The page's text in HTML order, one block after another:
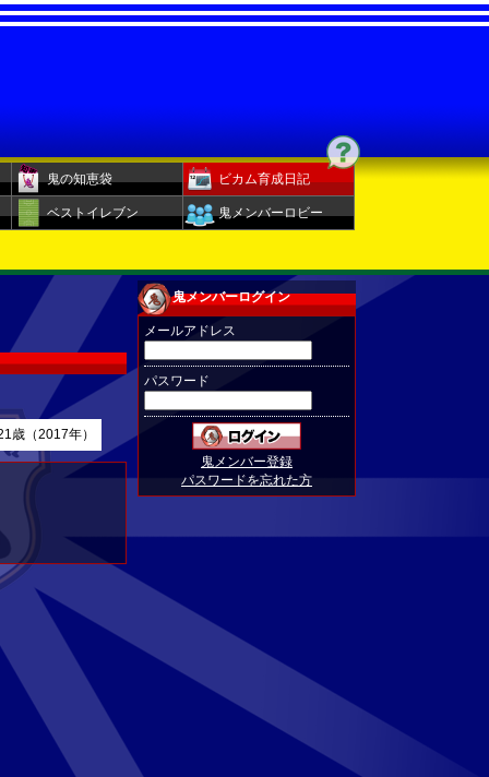
鬼の知恵袋 ビカム育成日記
ベストイレブン 鬼メンバーロビー
歳（2017年）
鬼メンバーログイン
メールアドレス
パスワード
鬼メンバー登録
パスワードを忘れた方